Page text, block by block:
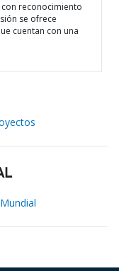
reconocimiento
se ofrece
cuentan con una